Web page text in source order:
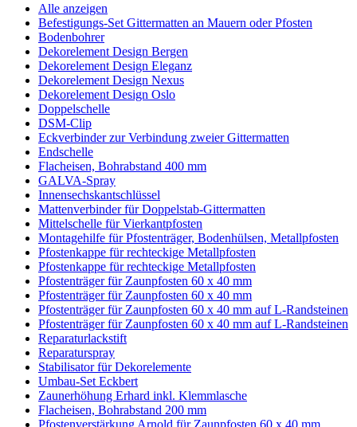
Alle anzeigen
Befestigungs-Set Gittermatten an Mauern oder Pfosten
Bodenbohrer
Dekorelement Design Bergen
Dekorelement Design Eleganz
Dekorelement Design Nexus
Dekorelement Design Oslo
Doppelschelle
DSM-Clip
Eckverbinder zur Verbindung zweier Gittermatten
Endschelle
Flacheisen, Bohrabstand 400 mm
GALVA-Spray
Innensechskantschlüssel
Mattenverbinder für Doppelstab-Gittermatten
Mittelschelle für Vierkantpfosten
Montagehilfe für Pfostenträger, Bodenhülsen, Metallpfosten
Pfostenkappe für rechteckige Metallpfosten
Pfostenkappe für rechteckige Metallpfosten
Pfostenträger für Zaunpfosten 60 x 40 mm
Pfostenträger für Zaunpfosten 60 x 40 mm
Pfostenträger für Zaunpfosten 60 x 40 mm auf L-Randsteinen
Pfostenträger für Zaunpfosten 60 x 40 mm auf L-Randsteinen
Reparaturlackstift
Reparaturspray
Stabilisator für Dekorelemente
Umbau-Set Eckbert
Zaunerhöhung Erhard inkl. Klemmlasche
Flacheisen, Bohrabstand 200 mm
Pfostenverstärkung Arnold für Zaunpfosten 60 x 40 mm